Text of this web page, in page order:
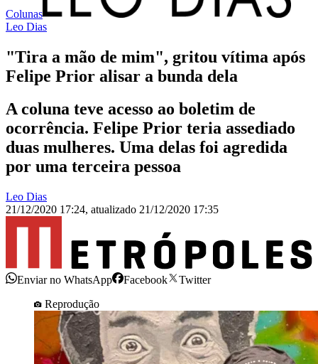
Colunas
Leo Dias
"Tira a mão de mim", gritou vítima após
Felipe Prior alisar a bunda dela
A coluna teve acesso ao boletim de
ocorrência. Felipe Prior teria assediado
duas mulheres. Uma delas foi agredida
por uma terceira pessoa
Leo Dias
21/12/2020 17:24, atualizado 21/12/2020 17:35
Enviar no WhatsApp Facebook
Twitter
Reprodução